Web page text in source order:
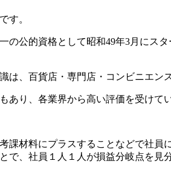
す。
公的資格として昭和49年3月にス
、百貨店・専門店・コンビニエン
り、各業界から高い評価を受けてい
材料にプラスすることなどで社員
、社員１人１人が損益分岐点を見